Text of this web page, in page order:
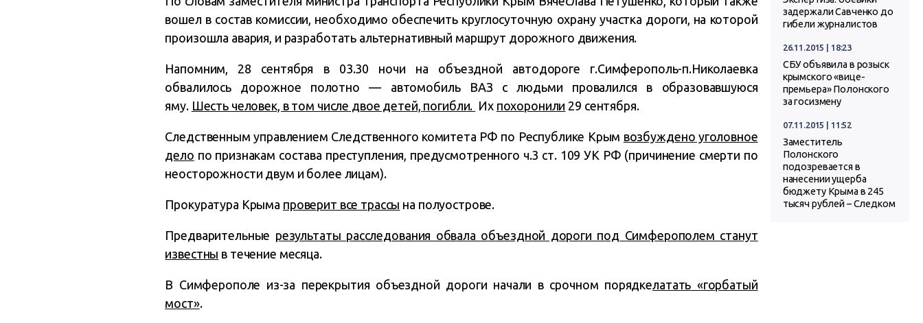
вошел в состав комиссии, необходимо обеспечить круглосуточную охрану участка дороги, на которой
произошла авария, и разработать альтернативный маршрут дорожного движения.
Напомним, 28 сентября в 03.30 ночи на объездной автодороге г.Симферополь-п.Николаевка
обвалилось дорожное полотно — автомобиль ВАЗ с людьми провалился в образовавшуюся
яму. Шесть человек, в том числе двое детей, погибли. Их похоронили 29 сентября.
Следственным управлением Следственного комитета РФ по Республике Крым возбуждено уголовное
дело по признакам состава преступления, предусмотренного ч.3 ст. 109 УК РФ (причинение смерти по
неосторожности двум и более лицам).
Прокуратура Крыма проверит все трассы на полуострове.
Предварительные результаты расследования обвала объездной дороги под Симферополем станут
известны в течение месяца.
В Симферополе из-за перекрытия объездной дороги начали в срочном порядкелатать «горбатый
мост».
задержали Савченко до
гибели журналистов
26.11.2015 | 18:23
СБУ объявила в розыск
крымского «вице-
премьера» Полонского
за госизмену
07.11.2015 | 11:52
Заместитель
Полонского
подозревается в
нанесении ущерба
бюджету Крыма в 245
тысяч рублей – Следком